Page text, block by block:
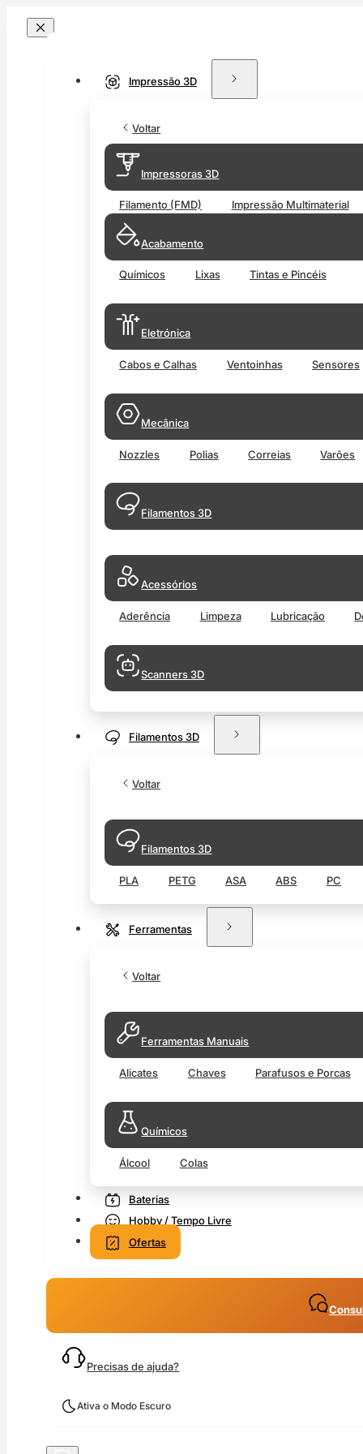
Impressão 3D
Voltar
Impressoras 3D
Filamento (FMD) Impressão Multimaterial
Acabamento
Químicos Lixas Tintas e Pincéis
Eletrónica
Cabos e Calhas Ventoinhas Sensores
Mecânica
Nozzles Polias Correias Varões
Filamentos 3D
Acessórios
Aderência Limpeza Lubricação
Scanners 3D
Filamentos 3D
Voltar
Filamentos 3D
PLA PETG ASA ABS PC
Ferramentas
Voltar
Ferramentas Manuais
Alicates Chaves Parafusos e Porcas
Químicos
Álcool Colas
Baterias
Hobby / Tempo Livre
Ofertas
Precisas de ajuda?
Ativa o Modo Escuro